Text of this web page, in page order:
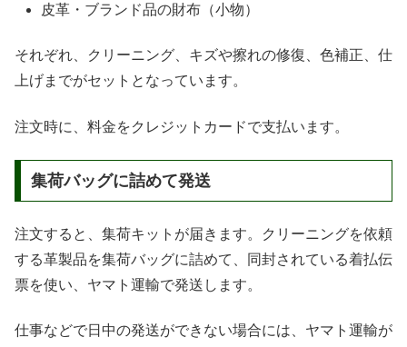
皮革・ブランド品の財布（小物）
それぞれ、クリーニング、キズや擦れの修復、色補正、仕
上げまでがセットとなっています。
注文時に、料金をクレジットカードで支払います。
集荷バッグに詰めて発送
注文すると、集荷キットが届きます。クリーニングを依頼
する革製品を集荷バッグに詰めて、同封されている着払伝
票を使い、ヤマト運輸で発送します。
仕事などで日中の発送ができない場合には、ヤマト運輸が